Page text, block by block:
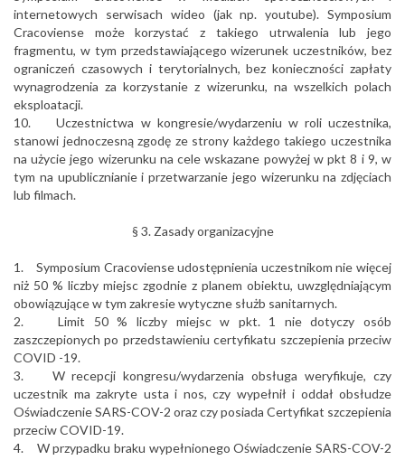
internetowych serwisach wideo (jak np. youtube). Symposium
Cracoviense może korzystać z takiego utrwalenia lub jego
fragmentu, w tym przedstawiającego wizerunek uczestników, bez
ograniczeń czasowych i terytorialnych, bez konieczności zapłaty
wynagrodzenia za korzystanie z wizerunku, na wszelkich polach
eksploatacji.
10. Uczestnictwa w kongresie/wydarzeniu w roli uczestnika,
stanowi jednoczesną zgodę ze strony każdego takiego uczestnika
na użycie jego wizerunku na cele wskazane powyżej w pkt 8 i 9, w
tym na upublicznianie i przetwarzanie jego wizerunku na zdjęciach
lub filmach.
§ 3. Zasady organizacyjne
1. Symposium Cracoviense udostępnienia uczestnikom nie więcej
niż 50 % liczby miejsc zgodnie z planem obiektu, uwzględniającym
obowiązujące w tym zakresie wytyczne służb sanitarnych.
2. Limit 50 % liczby miejsc w pkt. 1 nie dotyczy osób
zaszczepionych po przedstawieniu certyfikatu szczepienia przeciw
COVID -19.
3. W recepcji kongresu/wydarzenia obsługa weryfikuje, czy
uczestnik ma zakryte usta i nos, czy wypełnił i oddał obsłudze
Oświadczenie SARS-COV-2 oraz czy posiada Certyfikat szczepienia
przeciw COVID-19.
4. W przypadku braku wypełnionego Oświadczenie SARS-COV-2